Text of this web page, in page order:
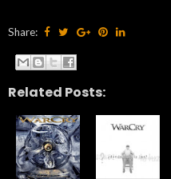
Share:
Related Posts: